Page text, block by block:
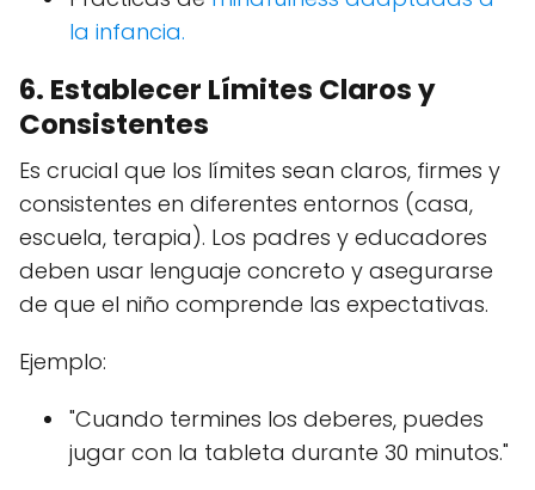
la infancia.
6. Establecer Límites Claros y
Consistentes
Es crucial que los límites sean claros, firmes y
consistentes en diferentes entornos (casa,
escuela, terapia). Los padres y educadores
deben usar lenguaje concreto y asegurarse
de que el niño comprende las expectativas.
Ejemplo:
"Cuando termines los deberes, puedes
jugar con la tableta durante 30 minutos."